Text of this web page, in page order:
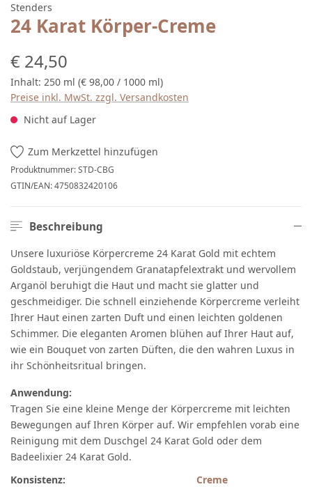
Stenders
24 Karat Körper-Creme
Regulärer Preis:
€ 24,50
Inhalt: 250 ml (€ 98,00 / 1000 ml)
Preise inkl. MwSt. zzgl. Versandkosten
Nicht auf Lager
Zum Merkzettel hinzufügen
Produktnummer:STD-CBG
GTIN/EAN:4750832420106
Beschreibung
Unsere luxuriöse Körpercreme 24 Karat Gold mit echtem
Goldstaub, verjüngendem Granatapfelextrakt und wervollem
Arganöl beruhigt die Haut und macht sie glatter und
geschmeidiger. Die schnell einziehende Körpercreme verleiht
Ihrer Haut einen zarten Duft und einen leichten goldenen
Schimmer. Die eleganten Aromen blühen auf Ihrer Haut auf,
wie ein Bouquet von zarten Düften, die den wahren Luxus in
ihr Schönheitsritual bringen.
Anwendung:
Tragen Sie eine kleine Menge der Körpercreme mit leichten
Bewegungen auf Ihren Körper auf. Wir empfehlen vorab eine
Reinigung mit dem Duschgel 24 Karat Gold oder dem
Badeelixier 24 Karat Gold.
Konsistenz:
Creme